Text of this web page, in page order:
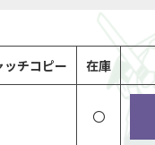
ッチコピー 在庫
〇